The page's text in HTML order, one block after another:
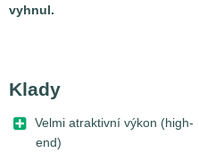
vyhnul.
Klady
Velmi atraktivní výkon (high-
end)